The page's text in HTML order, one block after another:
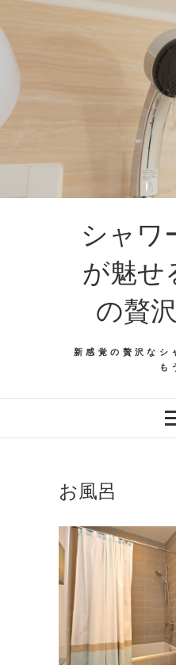
シャワ
が魅せ
の贅
新感覚の贅沢なシ
も
お風呂